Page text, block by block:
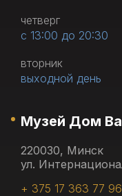
четверг
с 13:00 до 20:30
вторник
выходной день
Музей Дом
220030, Минск
ул.
+ 375 17 363 77 96